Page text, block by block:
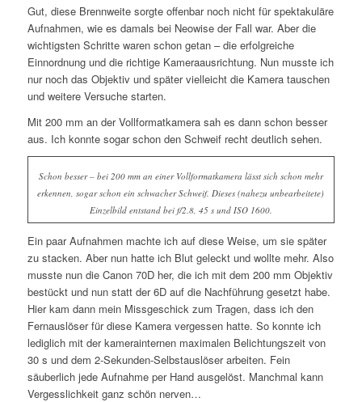
Gut, diese Brennweite sorgte offenbar noch nicht für spektakuläre
Aufnahmen, wie es damals bei Neowise der Fall war. Aber die
wichtigsten Schritte waren schon getan – die erfolgreiche
Einnordnung und die richtige Kameraausrichtung. Nun musste ich
nur noch das Objektiv und später vielleicht die Kamera tauschen
und weitere Versuche starten.
Mit 200 mm an der Vollformatkamera sah es dann schon besser
aus. Ich konnte sogar schon den Schweif recht deutlich sehen.
Schon besser – bei 200 mm an einer Vollformatkamera lässt sich schon mehr
erkennen, sogar schon ein schwacher Schweif. Dieses (nahezu unbearbeitete)
Einzelbild entstand bei f/2.8, 45 s und ISO 1600.
Ein paar Aufnahmen machte ich auf diese Weise, um sie später
zu stacken. Aber nun hatte ich Blut geleckt und wollte mehr. Also
musste nun die Canon 70D her, die ich mit dem 200 mm Objektiv
bestückt und nun statt der 6D auf die Nachführung gesetzt habe.
Hier kam dann mein Missgeschick zum Tragen, dass ich den
Fernauslöser für diese Kamera vergessen hatte. So konnte ich
lediglich mit der kamerainternen maximalen Belichtungszeit von
30 s und dem 2-Sekunden-Selbstauslöser arbeiten. Fein
säuberlich jede Aufnahme per Hand ausgelöst. Manchmal kann
Vergesslichkeit ganz schön nerven…